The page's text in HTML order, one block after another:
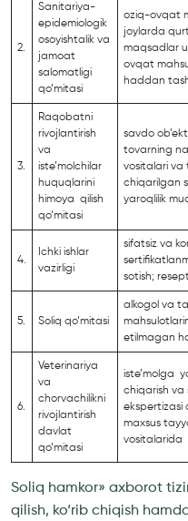
2.
Sanitariya-
epidemiologik
osoyishtalik va
jamoat
salomatligi
qo‘mitasi
oziq-ovqat
joylarda
maqsadlar
ovqat
haddan
3.
Raqobatni
rivojlantirish
va
iste’molchilar
huquqlarini
himoya qilish
qo‘mitasi
savdo
tovarning
vositalari va
chiqarilgan
yaroqlilik
4.
Ichki ishlar
vazirligi
sifatsiz va
sotish;
5. Soliq qo‘mitasi
alkogol va
etilmagan
6.
Veterinariya
va
chorvachilikni
rivojlantirish
davlat
qo‘mitasi
iste’molga
chiqarish va
ekspertizasi
maxsus
vositalarida
Soliq hamkor» axborot
qilish, ko‘rib chiqish